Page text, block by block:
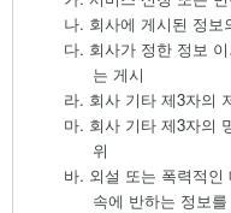
나. 회사에 게시된 정보
다. 회사가 정한 정보
는 게시
라. 회사 기타 제3자의
마. 회사 기타 제3자의
위
바. 외설 또는 폭력적인
속에 반하는 정보